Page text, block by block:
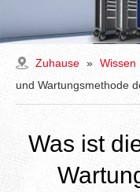
Zuhause » Wissen
und Wartungsmethode
Was ist